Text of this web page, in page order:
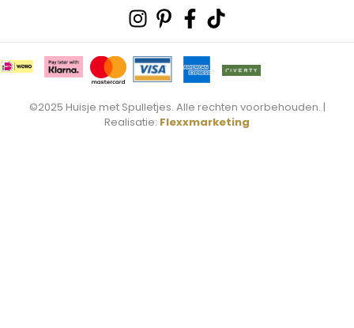
Instagram
Pinterest-
p
Facebook-
f
Tiktok
©2025 Huisje met Spulletjes. Alle rechten voorbehouden. |
Realisatie: Flexxmarketing